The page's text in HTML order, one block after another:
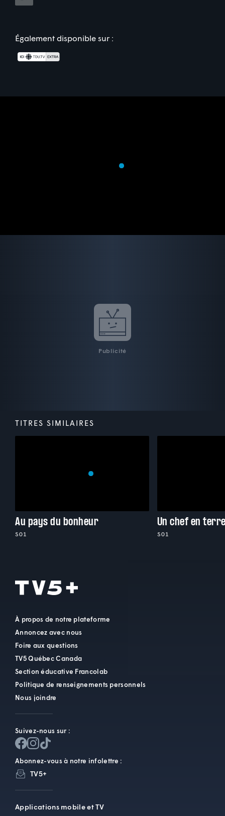
Également disponible sur :
Publicité
TITRES SIMILAIRES
Au pays du bonheur
S01
Un chef en
S01
À propos de notre plateforme
Annoncez avec nous
Foire aux questions
TV5 Québec Canada
Section éducative Francolab
Politique de renseignements personnels
Nous joindre
Suivez-nous sur :
Abonnez-vous à notre infolettre :
TV5+
Applications mobile et TV